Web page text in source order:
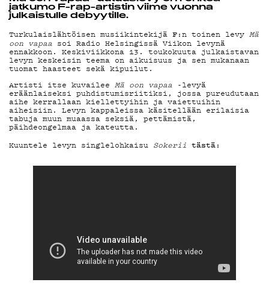
MAINOSTA
G LIVELAB
YSTÄVÄKLUBI
TIETOSUOJA
jatkumo F-rap-artistin viime vuonna
julkaistulle debyytille.
Turkulaislähtöisen musiikintekijä F:n toinen levy Mä
oon vapaa soi Radio Helsingissä Viikon levynä
ennakkoon. Keskiviikkona 13. toukokuuta julkaistavan
levyn keskeisin teema on aikuisuus ja sen mukanaan
tuomat haasteet sekä kipuilut.
Artisti itse kuvailee Mä oon vapaa -levyä
eräänlaiseksi puhdistumisriitiksi, jossa pureudutaan
aihe kerrallaan kiellettyihin ja vaiettuihin
aiheisiin. Levyn kappaleissa käsitellään erilaisia
tabuja muun muaassa seksiä, pettämistä,
päihdeongelmaa ja kateutta.
Kuuntele levyn singlelohkaisu Sokerii tästä: